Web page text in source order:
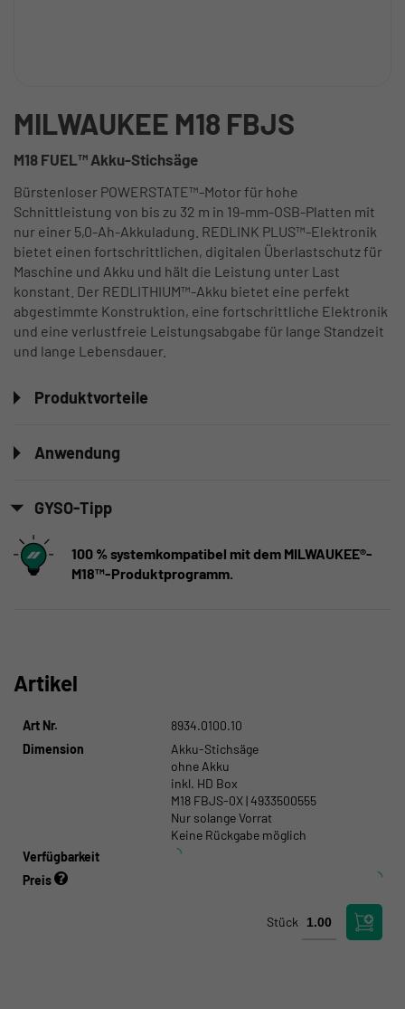
MILWAUKEE M18 FBJS
M18 FUEL™ Akku-Stichsäge
Bürstenloser POWERSTATE™-Motor für hohe
Schnittleistung von bis zu 32 m in 19-mm-OSB-Platten mit
nur einer 5,0-Ah-Akkuladung. REDLINK PLUS™-Elektronik
bietet einen fortschrittlichen, digitalen Überlastschutz für
Maschine und Akku und hält die Leistung unter Last
konstant. Der REDLITHIUM™-Akku bietet eine perfekt
abgestimmte Konstruktion, eine fortschrittliche Elektronik
und eine verlustfreie Leistungsabgabe für lange Standzeit
und lange Lebensdauer.
Produktvorteile
Anwendung
GYSO-Tipp
100 % systemkompatibel mit dem MILWAUKEE®-
M18™-Produktprogramm.
Artikel
Art Nr.
8934.0100.10
Dimension
Akku-Stichsäge
ohne Akku
inkl. HD Box
M18 FBJS-0X | 4933500555
Nur solange Vorrat
Keine Rückgabe möglich
Verfügbarkeit
Preis
Stück